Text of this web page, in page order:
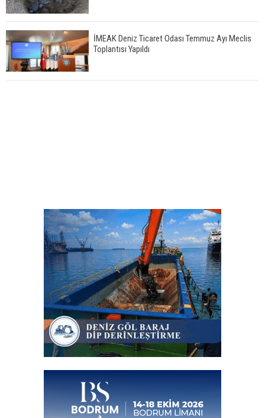
İMEAK Deniz Ticaret Odası Temmuz Ayı Meclis
Toplantısı Yapıldı